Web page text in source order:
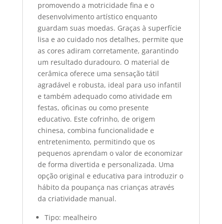
promovendo a motricidade fina e o
desenvolvimento artístico enquanto
guardam suas moedas. Graças à superfície
lisa e ao cuidado nos detalhes, permite que
as cores adiram corretamente, garantindo
um resultado duradouro. O material de
cerâmica oferece uma sensação tátil
agradável e robusta, ideal para uso infantil
e também adequado como atividade em
festas, oficinas ou como presente
educativo. Este cofrinho, de origem
chinesa, combina funcionalidade e
entretenimento, permitindo que os
pequenos aprendam o valor de economizar
de forma divertida e personalizada. Uma
opção original e educativa para introduzir o
hábito da poupança nas crianças através
da criatividade manual.
Tipo: mealheiro